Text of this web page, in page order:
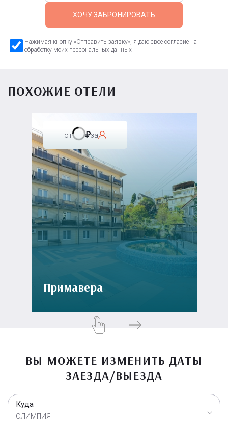
ХОЧУ ЗАБРОНИРОВАТЬ
Нажимая кнопку «Отправить заявку», я даю свое согласие на
обработку моих персональных данных
ПОХОЖИЕ ОТЕЛИ
от за
Примавера
ВЫ МОЖЕТЕ ИЗМЕНИТЬ ДАТЫ
ЗАЕЗДА/ВЫЕЗДА
Куда
ОЛИМПИЯ